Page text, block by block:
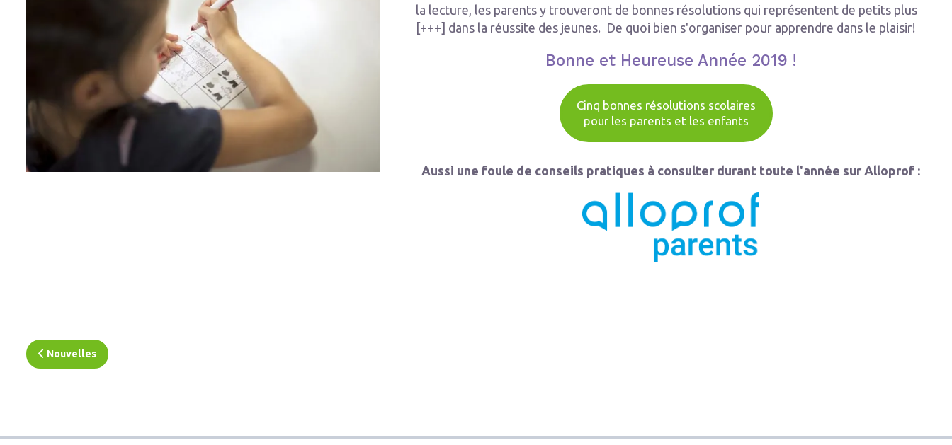
la lecture, les parents y trouveront de bonnes résolutions qui représentent de petits plus
[+++] dans la réussite des jeunes. De quoi bien s'organiser pour apprendre dans le plaisir!
Bonne et Heureuse Année 2019 !
Cinq bonnes résolutions scolaires
pour les parents et les enfants
Aussi une foule de conseils pratiques à consulter durant toute l'année sur Alloprof :
Nouvelles